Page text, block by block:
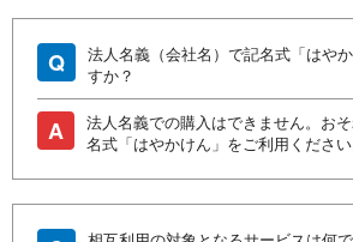
Q
法人名義（会社名）で記名式「はや
すか？
A
法人名義での購入はできません。お
名式「はやかけん」をご利用ください